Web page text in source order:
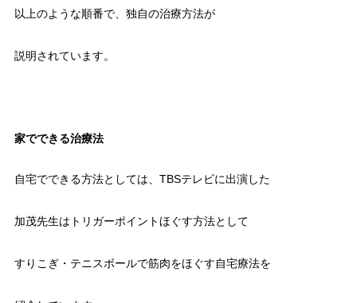
以上のような順番で、独自の治療方法が
説明されています。
家でできる治療法
自宅でできる方法としては、TBSテレビに出演した
加茂先生はトリガーポイントほぐす方法として
すりこぎ・テニスボールで筋肉をほぐす自宅療法を